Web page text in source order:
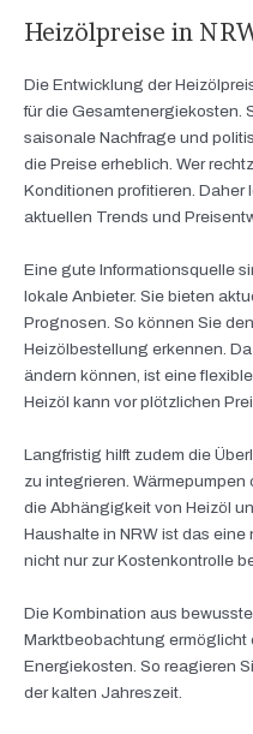
Heizölpreise in
Die Entwicklung der
für die Gesamtenergiekosten.
saisonale Nachfrage und
die Preise erheblich. Wer
Konditionen profitieren.
aktuellen Trends und
Eine gute Informationsquelle
lokale Anbieter. Sie bieten
Prognosen. So können Sie
Heizölbestellung erkennen.
ändern können, ist eine
Heizöl kann vor plötzlichen
Langfristig hilft zudem die
zu integrieren.
die Abhängigkeit von Heizöl
Haushalte in NRW ist das
nicht nur zur Kostenkontrolle
Die Kombination aus
Marktbeobachtung ermöglicht
Energiekosten. So reagieren
der kalten Jahreszeit.